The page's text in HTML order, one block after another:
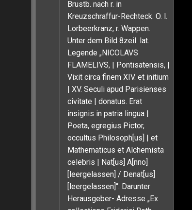
Brustb. nach r. in
Kreuzschraffur-Rechteck. O. l.
Lorbeerkranz, r. Wappen.
Unter dem Bild 8zeil. lat.
Legende „NICOLAVS
FLAMELIVS, | Pontisatensis, |
Vixit circa finem XIV. et initium
| XV. Seculi apud Parisienses
civitate | donatus. Erat
insignis in patria lingua |
Poeta, egregius Pictor,
occultus Philosoph[us] | et
Mathematicus et Alchemista
celebris | Nat[us] A[nno]
[leergelassen] / Denat[us]
[leergelassen]“. Darunter
Herausgeber- Adresse „Ex